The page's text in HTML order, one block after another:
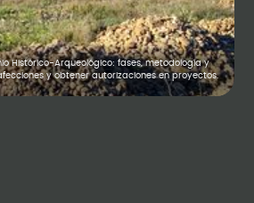
Histórico-Arqueológico: fases, metodología y
y obtener autorizaciones en proyectos.